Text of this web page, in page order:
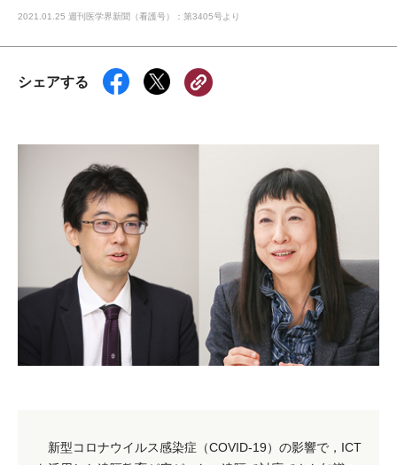
2021.01.25 週刊医学界新聞（看護号）：第3405号より
シェアする
新型コロナウイルス感染症（COVID-19）の影響で，ICT